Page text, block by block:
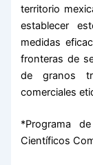
territorio
establecer
medidas
fronteras de
de granos
comerciales
*Programa
Científicos